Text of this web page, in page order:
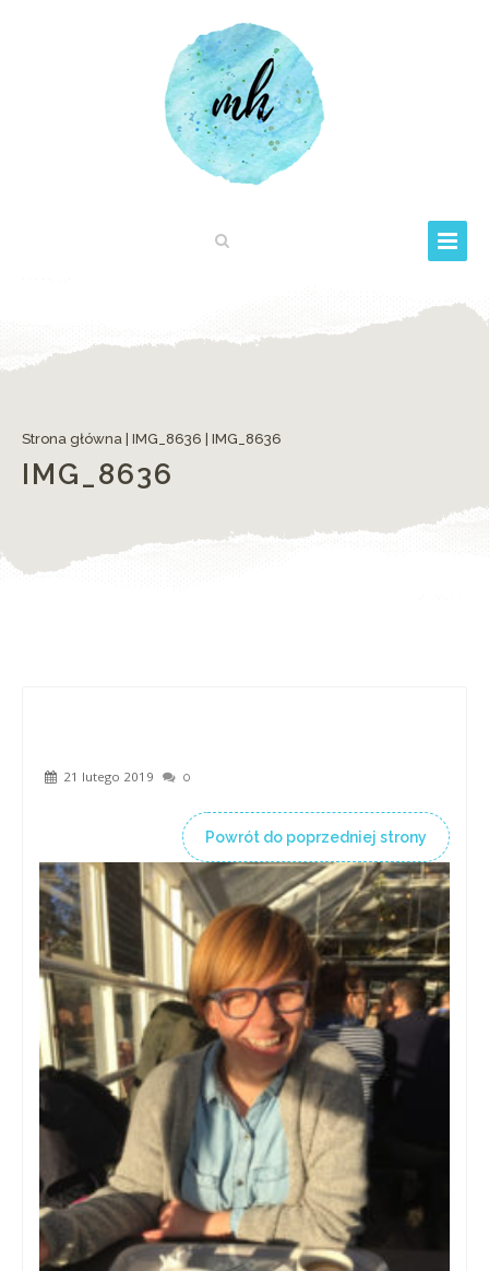
Strona główna IMG_8636 IMG_8636
IMG_8636
21 lutego 2019 0
Powrót do poprzedniej strony